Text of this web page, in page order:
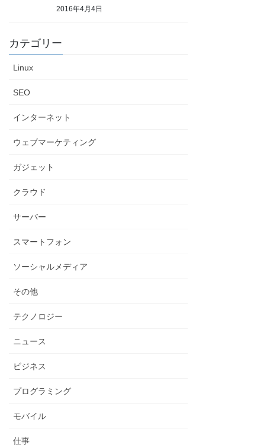
2016年4月4日
カテゴリー
Linux
SEO
インターネット
ウェブマーケティング
ガジェット
クラウド
サーバー
スマートフォン
ソーシャルメディア
その他
テクノロジー
ニュース
ビジネス
プログラミング
モバイル
仕事